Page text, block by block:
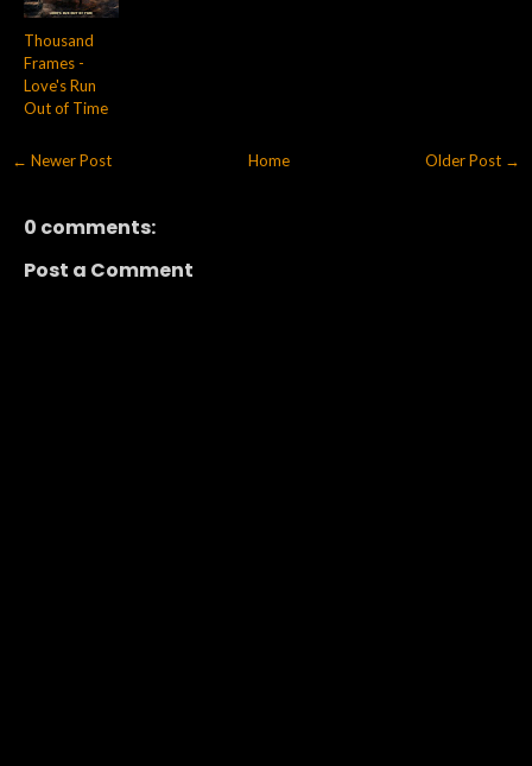
Thousand
Frames -
Love's Run
Out of Time
← Newer Post Older Post →
Home
0 comments:
Post a Comment